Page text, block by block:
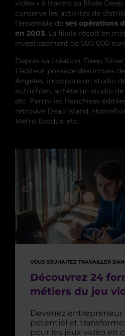
vidéo » à travers sa filiale
conserve les activités de
l’ensemble de ses opérations
en 2003. La filiale reçoit en
investissement de 500 000
Depuis sa création, Deep Silver
L’éditeur possède désormais
Angeles, incorpore un studio
autrichien, achète un studio
etc. Parmi les franchises
retrouve Dead Island,
Metro Exodus, etc.
VOUS SOUHAITEZ TRAVAILLER
Découvrez 24
métiers du jeu
Devenez entrepreneur
potentiel et
pour les jeux vidéo en